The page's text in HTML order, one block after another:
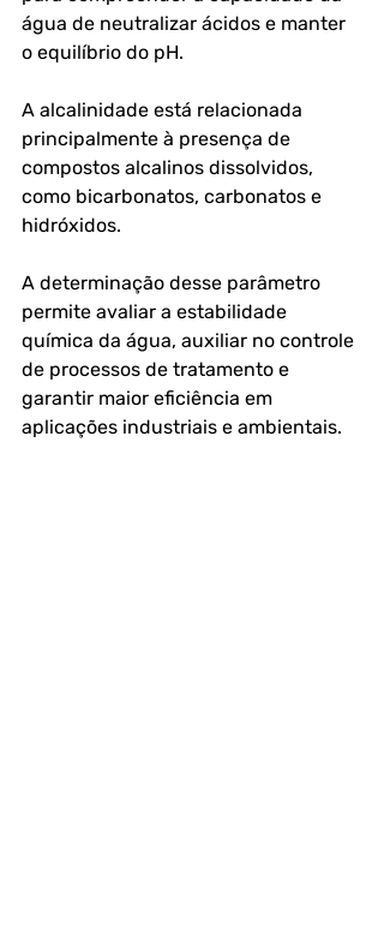
água de neutralizar ácidos e manter
o equilíbrio do pH.
A alcalinidade está relacionada
principalmente à presença de
compostos alcalinos dissolvidos,
como bicarbonatos, carbonatos e
hidróxidos.
A determinação desse parâmetro
permite avaliar a estabilidade
química da água, auxiliar no controle
de processos de tratamento e
garantir maior eficiência em
aplicações industriais e ambientais.